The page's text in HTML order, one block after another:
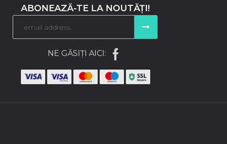
ABONEAZĂ-TE LA NOUTĂȚI!
NE GĂSIȚI AICI: